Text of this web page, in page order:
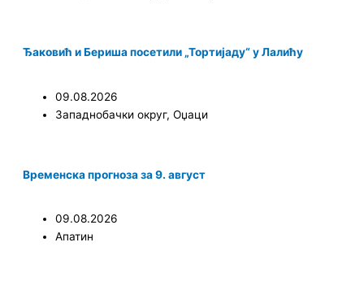
Ђаковић и Бериша посетили „Тортијаду“ у Лалићу
09.08.2026
Западнобачки округ, Оџаци
Временска прогноза за 9. август
09.08.2026
Апатин